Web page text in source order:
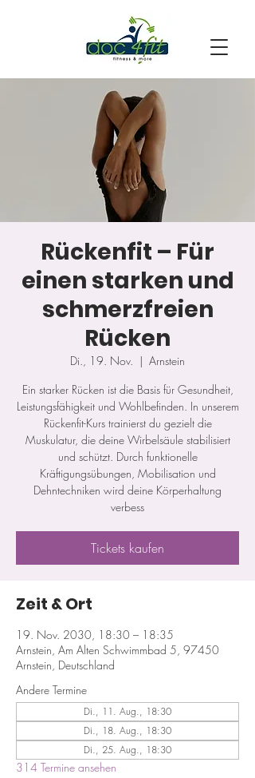
Rückenfit – Für
einen starken und
schmerzfreien
Rücken
Di., 19. Nov.
  |
Arnstein
Ein starker Rücken ist die Basis für Gesundheit,
Leistungsfähigkeit und Wohlbefinden. In unserem
Rückenfit-Kurs trainierst du gezielt die
Muskulatur, die deine Wirbelsäule stabilisiert
und schützt. Durch funktionelle
Kräftigungsübungen, Mobilisation und
Dehntechniken wird deine Körperhaltung
verbess
Tickets kaufen
Zeit & Ort
19. Nov. 2030, 18:30 – 18:35
Arnstein, Am Alten Schwimmbad 5, 97450
Arnstein, Deutschland
Andere Termine
Di., 11. Aug., 18:30
Di., 18. Aug., 18:30
Di., 25. Aug., 18:30
314 Termine ansehen